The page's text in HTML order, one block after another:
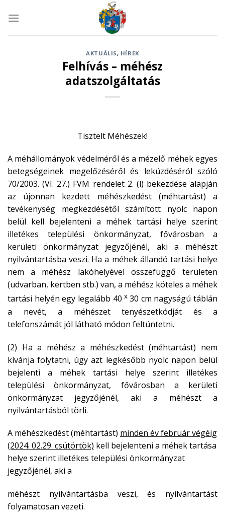
AKTUÁLIS, HÍREK
Felhívás – méhész
adatszolgáltatás
Tisztelt Méhészek!
A méhállományok védelméről és a mézelő méhek egyes
betegségeinek megelőzéséről és leküzdéséról szóló
70/2003. (VI. 27.) FVM rendelet 2. (l) bekezdése alapján
az újonnan kezdett méhészkedést (méhtartást) a
tevékenység megkezdésétől számított nyolc napon
belül kell bejelenteni a méhek tartási helye szerint
illetékes települési önkormányzat, fővárosban a
kerületi önkormányzat jegyzőjénél, aki a méhészt
nyilvántartásba veszi. Ha a méhek állandó tartási helye
nem a méhész lakóhelyével összefüggő területen
(udvarban, kertben stb.) van, a méhész köteles a méhek
tartási helyén egy legalább 40x 30 cm nagyságú táblán
a nevét, a méhészet tenyészetkódját és a
telefonszámát jól látható módon feltüntetni.
(2) Ha a méhész a méhészkedést (méhtartást) nem
kívánja folytatni, úgy azt legkésőbb nyolc napon belül
bejelenti a méhek tartási helye szerint illetékes
települési önkormányzat, fővárosban a kerületi
önkormányzat jegyzőjénél, aki a méhészt a
nyilvántartásból törli.
A méhészkedést (méhtartást) minden év február végéig
(2024. 02.29. csütörtök) kell bejelenteni a méhek tartása
helye szerint illetékes települési önkormányzat
jegyzőjénél, aki a
méhészt nyilvántartásba veszi, és nyilvántartást
folyamatosan vezeti.